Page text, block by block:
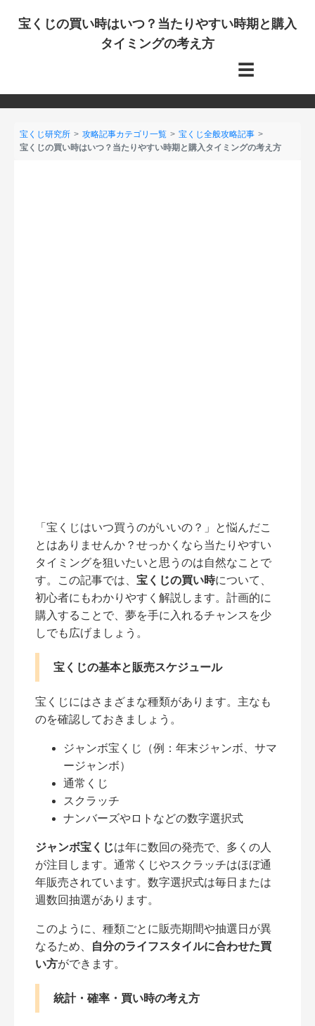
宝くじの買い時はいつ？当たりやすい時期と購入
タイミングの考え方
☰
宝くじ研究所 攻略記事カテゴリ一覧
宝くじ全般攻略記事
宝くじの買い時はいつ？当たりやすい時期と購入タイミングの考え方
「宝くじはいつ買うのがいいの？」と悩んだこ
とはありませんか？せっかくなら当たりやすい
タイミングを狙いたいと思うのは自然なことで
す。この記事では、 宝くじの買い時について、
初心者にもわかりやすく解説します。計画的に
購入することで、夢を手に入れるチャンスを少
しでも広げましょう。
宝くじの基本と販売スケジュール
宝くじにはさまざまな種類があります。主なも
のを確認しておきましょう。
ジャンボ宝くじ（例：年末ジャンボ、サマ
ージャンボ）
通常くじ
スクラッチ
ナンバーズやロトなどの数字選択式
ジャンボ宝くじは年に数回の発売で、多くの人
が注目します。通常くじやスクラッチはほぼ通
年販売されています。数字選択式は毎日または
週数回抽選があります。
このように、種類ごとに販売期間や抽選日が異
なるため、
自分のライフスタイルに合わせた買
い方ができます。
統計・確率・買い時の考え方